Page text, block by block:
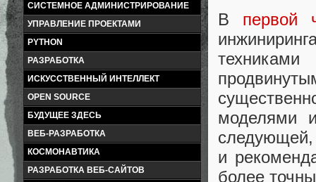
СИСТЕМНОЕ АДМИНИСТРИРОВАНИЕ
УПРАВЛЕНИЕ ПРОЕКТАМИ
PYTHON
РАЗРАБОТКА
ИСКУССТВЕННЫЙ ИНТЕЛЛЕКТ
OPEN SOURCE
БУДУЩЕЕ ЗДЕСЬ
ВЕБ-РАЗРАБОТКА
КОСМОНАВТИКА
РАЗРАБОТКА ВЕБ-САЙТОВ
В первой
моделями
следующей,
и
более